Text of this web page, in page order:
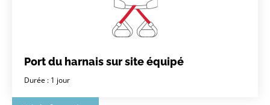
Port du harnais sur site équipé
Durée : 1 jour